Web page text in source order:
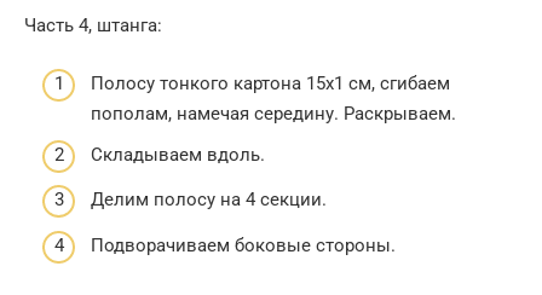
Часть 4, штанга:
Полосу тонкого картона 15х1 см, сгибаем
пополам, намечая середину. Раскрываем.
Складываем вдоль.
Делим полосу на 4 секции.
Подворачиваем боковые стороны.